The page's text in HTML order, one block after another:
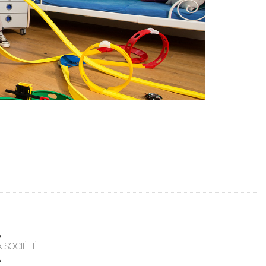
SOCIÉTÉ